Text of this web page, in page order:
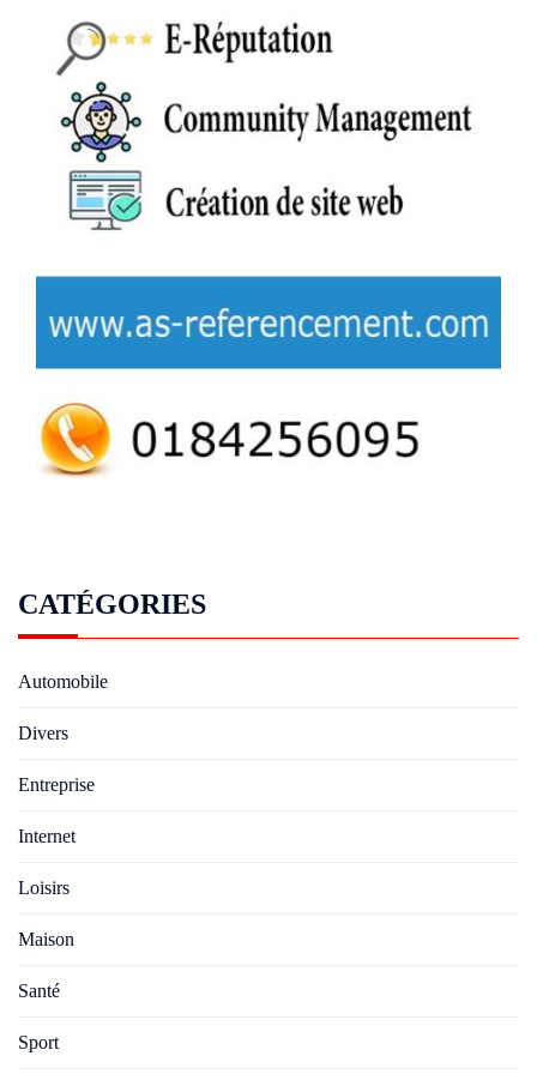
CATÉGORIES
Automobile
Divers
Entreprise
Internet
Loisirs
Maison
Santé
Sport